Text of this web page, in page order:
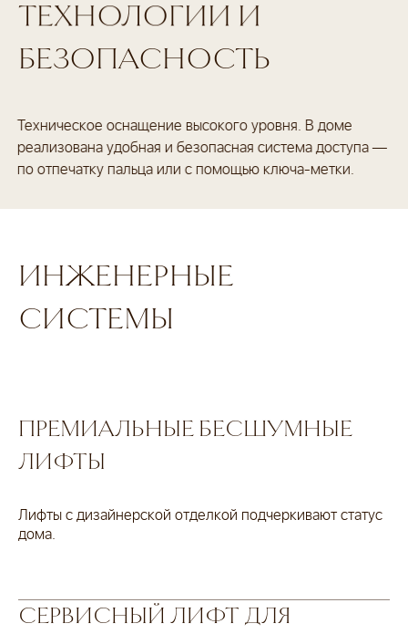
ТЕХНОЛОГИИ И
БЕЗОПАСНОСТЬ
Техническое оснащение высокого уровня. В доме
реализована удобная и безопасная система доступа —
по отпечатку пальца или с помощью ключа-метки.
ИНЖЕНЕРНЫЕ
СИСТЕМЫ
ПРЕМИАЛЬНЫЕ БЕСШУМНЫЕ
ЛИФТЫ
Лифты с дизайнерской отделкой подчеркивают статус
дома.
СЕРВИСНЫЙ ЛИФТ ДЛЯ
ПЕНТХАУСЫ
ПАРКИНГ
мошенничеству
известных компаний,
Проверяйте ресурсы и
2026
ЗВОНОК
персональных данных в
на получение информации